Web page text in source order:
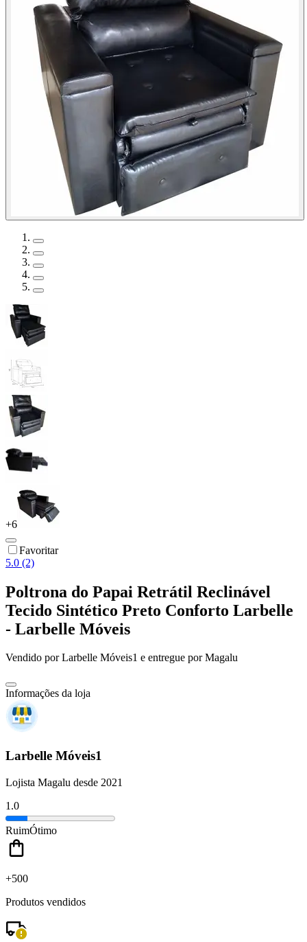
+6
Favoritar
5.0 (2)
Poltrona do Papai Retrátil Reclinável
Tecido Sintético Preto Conforto Larbelle
- Larbelle Móveis
Vendido porLarbelle Móveis1 e entregue por Magalu
Informações da loja
Larbelle Móveis1
Lojista Magalu desde 2021
1.0
RuimÓtimo
+500
Produtos vendidos